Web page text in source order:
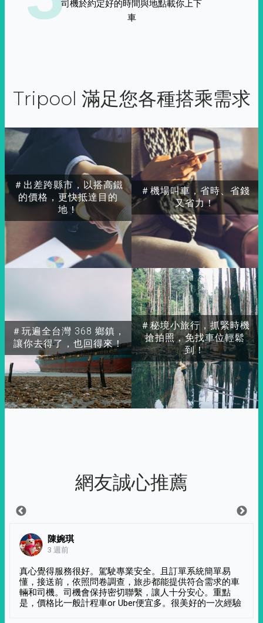
司機於約定好的時間與地點載你上下
車
Tripool 滿足您各種搭乘需求
＃出差跨縣市，以搭高鐵
的價格，更快抵達目的
地！
＃玩遍全台灣 368 鄉鎮，
讓你去得了，也回得來！
＃秘境小旅行，抓緊時機
搶拍照，免找車位輕鬆
到！
＃機場叫車，省時、省錢
又省力！
網友誠心推薦
陳婉琪
3 週前
真心覺得服務很好。駕駛專業安全。且訂單系統簡單易
懂，接送前，依照問卷調查，旅步都能提供符合需求的車
輛和司機。司機會保持密切聯繫，讓人十分安心。重點
是，價格比一般計程車or Uber便宜多。很美好的一次經驗